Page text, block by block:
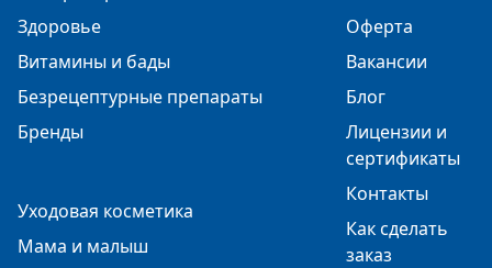
Здоровье
Витамины и бады
Безрецептурные препараты
Бренды
Уходовая косметика
Мама и малыш
Оферта
Вакансии
Блог
Лицензии и
сертификаты
Контакты
Как сделать
заказ